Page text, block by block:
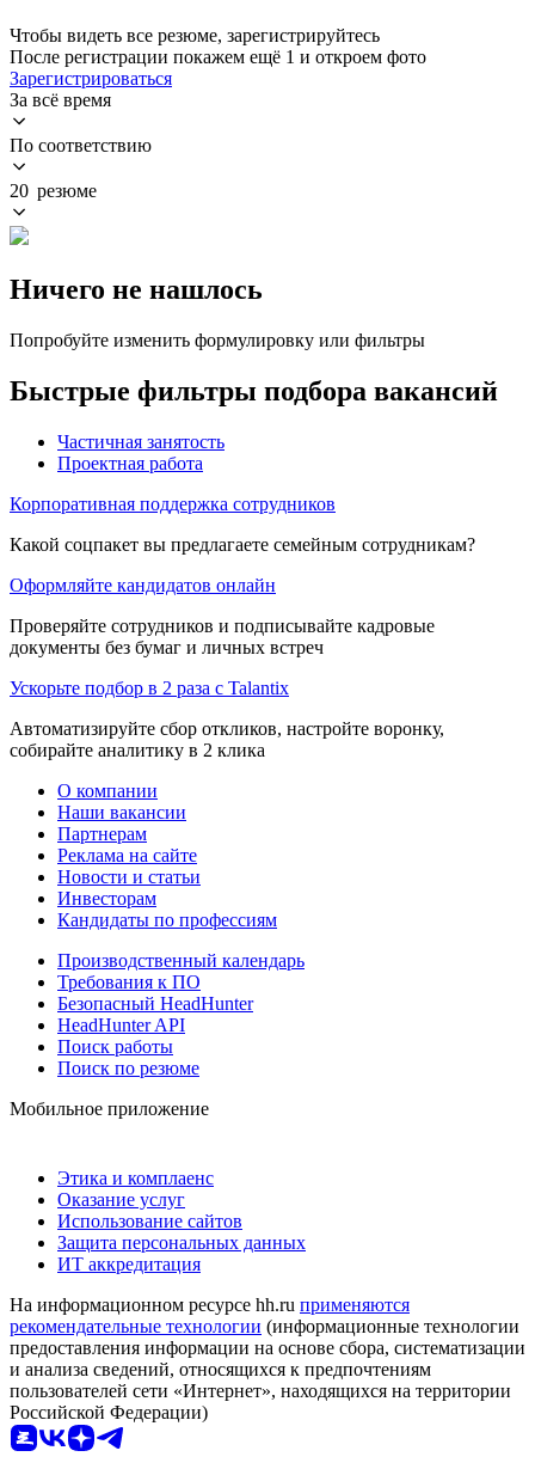
Чтобы видеть все резюме, зарегистрируйтесь
После регистрации покажем ещё 1 и откроем фото
Зарегистрироваться
За всё время
По соответствию
20 резюме
Ничего не нашлось
Попробуйте изменить формулировку или фильтры
Быстрые фильтры подбора вакансий
Частичная занятость
Проектная работа
Корпоративная поддержка сотрудников
Какой соцпакет вы предлагаете семейным сотрудникам?
Оформляйте кандидатов онлайн
Проверяйте сотрудников и подписывайте кадровые
документы без бумаг и личных встреч
Ускорьте подбор в 2 раза с Talantix
Автоматизируйте сбор откликов, настройте воронку,
собирайте аналитику в 2 клика
О компании
Наши вакансии
Партнерам
Реклама на сайте
Новости и статьи
Инвесторам
Кандидаты по профессиям
Производственный календарь
Требования к ПО
Безопасный HeadHunter
HeadHunter API
Поиск работы
Поиск по резюме
Мобильное приложение
Этика и комплаенс
Оказание услуг
Использование сайтов
Защита персональных данных
ИТ аккредитация
На информационном ресурсе hh.ru применяются
рекомендательные технологии (информационные технологии
предоставления информации на основе сбора, систематизации
и анализа сведений, относящихся к предпочтениям
пользователей сети «Интернет», находящихся на территории
Российской Федерации)